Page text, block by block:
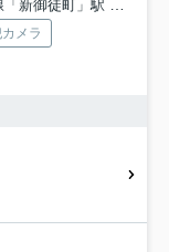
御徒町」駅 徒歩4分
カメラ